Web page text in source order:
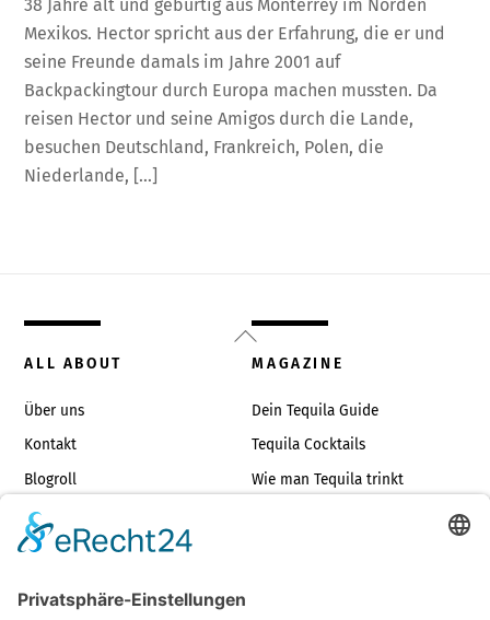
38 Jahre alt und gebürtig aus Monterrey im Norden
Mexikos. Hector spricht aus der Erfahrung, die er und
seine Freunde damals im Jahre 2001 auf
Backpackingtour durch Europa machen mussten. Da
reisen Hector und seine Amigos durch die Lande,
besuchen Deutschland, Frankreich, Polen, die
Niederlande, […]
Back
To
ALL ABOUT
Über uns
Kontakt
Blogroll
Impressum
MAGAZINE
Dein Tequila Guide
Tequila Cocktails
Wie man Tequila trinkt
TOP TEQUILAS